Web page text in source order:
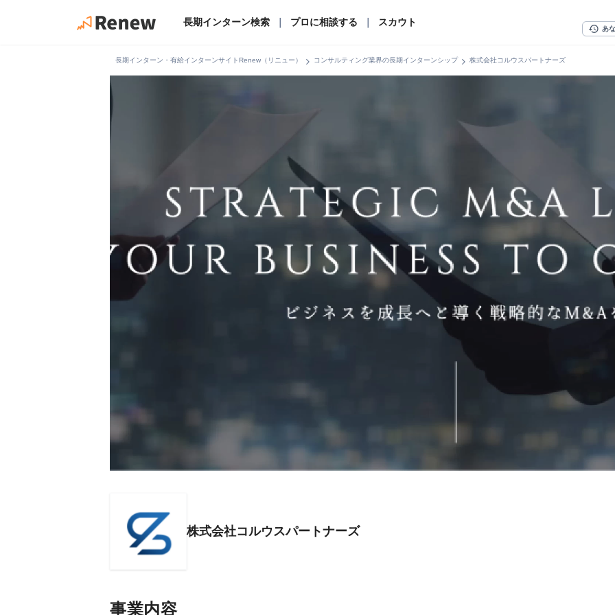
長期インターン検索 プロに相談する スカウト
history あ
長期インターン・有給インターンサイトRenew（リニュー） chevron_right コンサルティング業界の長期インターンシップchevron_right 株式会社コルウスパートナーズ
株式会社コルウスパートナーズ
事業内容